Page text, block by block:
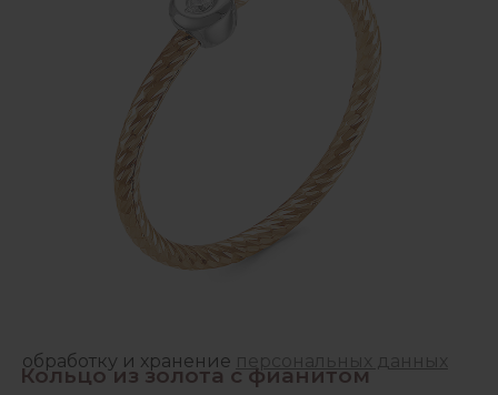
Кольцо из золота с фианитом
Защита от автоматических сообщений
Подтвердите, что вы не робот:*
обработку и хранение